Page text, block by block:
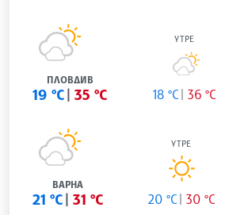
ПЛОВДИВ
19 °C 35 °C
УТРЕ
18 °C 36 °C
ВАРНА
21 °C 31 °C
УТРЕ
20 °C 30 °C